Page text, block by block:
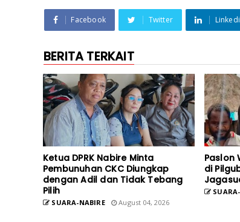
Facebook Twitter
BERITA TERKAIT
Ketua DPRK Nabire Minta
Pembunuhan CKC Diungkap
dengan Adil dan Tidak Tebang
Pilih
SUARA-NABIRE August 04, 2026
Paslon
di